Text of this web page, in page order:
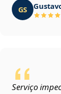
GS
Serviço